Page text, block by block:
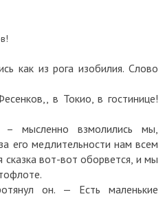
как из рога изобилия. Слово
в Токио, в гостинице!
мысленно взмолились мы,
его медлительности нам всем
сказка вот-вот оборвется, и мы
он. — Есть маленькие